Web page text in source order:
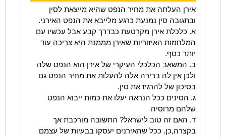
אירן העלתה את מחיר הנפט שהיא מייצאת לסין
ובתגובה סין נמנעת כרגע מלייבא את הנפט האירני.
א. כלכלת אירן מקרטעת כבדרך קבע אבל עכשיו עם
המלחמות האיזוריות שאירן מממנת היא צריכה עוד
יותר כסף.
ב. המשאב הכלכלי העיקרי של אירן הוא הנפט שלה
ולכן אין לה ברירה אלה להעלות את מחיר הנפט גם
בסיכון של להרגיז את סין.
ג. הסינים ככל הנראה יעלו את כמות ייבוא הנפט
שלהם מרוסיה
ד. האם זה טוב לישראל? התשובה מורכבת אך
בקצרה,כן. ככל שהאירנים יעסקו בבעיות של עצמם